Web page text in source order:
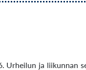
Urheilun ja liikunnan